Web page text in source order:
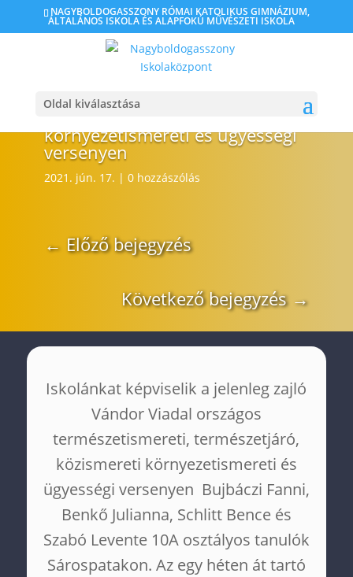
NAGYBOLDOGASSZONY RÓMAI KATOLIKUS GIMNÁZIUM,
ÁLTALÁNOS ISKOLA ÉS ALAPFOKÚ MŰVÉSZETI ISKOLA
Oldal kiválasztása
természetismereti,
környezetismereti és ügyességi
versenyen
2021. jún. 17. | 0 hozzászólás
← Előző bejegyzés
Következő bejegyzés→
Iskolánkat képviselik a jelenleg zajló
Vándor Viadal országos
természetismereti, természetjáró,
közismereti környezetismereti és
ügyességi versenyen Bujbáczi Fanni,
Benkő Julianna, Schlitt Bence és
Szabó Levente 10A osztályos tanulók
Sárospatakon. Az egy héten át tartó